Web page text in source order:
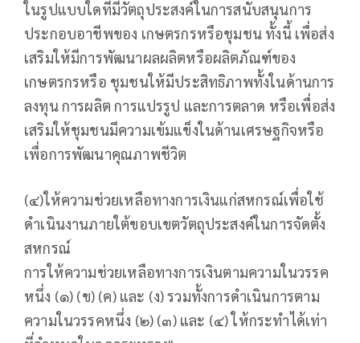
ในรูปแบบใดที่มีวัตถุประสงค์ในการสนับสนุนการ
ประกอบอาชีพของ เกษตรกรหรือชุมชน ทั้งนี้ เพื่อส่ง
เสริมให้มีการพัฒนาผลผลิตหรือผลิตภัณฑ์ของ
เกษตรกรหรือ ชุมชนให้มีประสิทธิภาพทั้งในด้านการ
ลงทุน การผลิต การแปรรูป และการตลาด หรือเพื่อส่ง
เสริมให้ชุมชนมีความเข้มแข็งในด้านเศรษฐกิจหรือ
เพื่อการพัฒนาคุณภาพชีวิต
(๔)ให้ความช่วยเหลือทางการเงินแก่สหกรณ์เพื่อใช้
ดําเนินงานภายใต้ขอบเขตวัตถุประสงค์ในการจัดตั้ง
สหกรณ์
การให้ความช่วยเหลือทางการเงินตามความในวรรค
หนึ่ง (๑) (ข) (ค) และ (ง) รวมทั้งการดําเนินการตาม
ความในวรรคหนึ่ง (๒) (๓) และ (๔) ให้กระทําได้เท่า